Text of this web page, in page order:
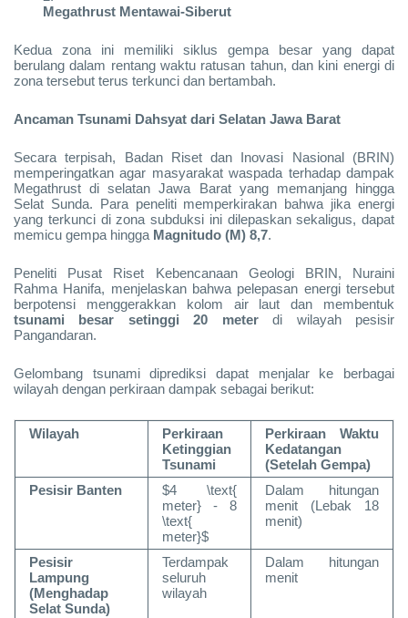
Megathrust Mentawai-Siberut
Kedua zona ini memiliki siklus gempa besar yang dapat
berulang dalam rentang waktu ratusan tahun, dan kini energi di
zona tersebut terus terkunci dan bertambah.
Ancaman Tsunami Dahsyat dari Selatan Jawa Barat
Secara terpisah, Badan Riset dan Inovasi Nasional (BRIN)
memperingatkan agar masyarakat waspada terhadap dampak
Megathrust di selatan Jawa Barat yang memanjang hingga
Selat Sunda. Para peneliti memperkirakan bahwa jika energi
yang terkunci di zona subduksi ini dilepaskan sekaligus, dapat
memicu gempa hingga Magnitudo (M) 8,7.
Peneliti Pusat Riset Kebencanaan Geologi BRIN, Nuraini
Rahma Hanifa, menjelaskan bahwa pelepasan energi tersebut
berpotensi menggerakkan kolom air laut dan membentuk
tsunami besar setinggi 20 meterdi wilayah pesisir
Pangandaran.
Gelombang tsunami diprediksi dapat menjalar ke berbagai
wilayah dengan perkiraan dampak sebagai berikut:
Wilayah
Perkiraan
Ketinggian
Tsunami
Perkiraan Waktu
Kedatangan
(Setelah Gempa)
Pesisir Banten
$4 \text{
meter} - 8
\text{
meter}$
Dalam hitungan
menit (Lebak 18
menit)
Pesisir
Lampung
(Menghadap
Selat Sunda)
Terdampak
seluruh
wilayah
Dalam hitungan
menit